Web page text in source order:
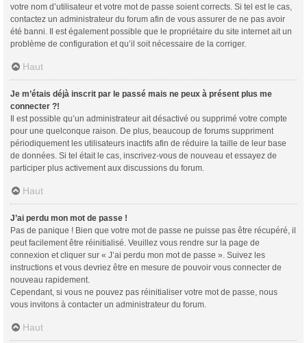
votre nom d’utilisateur et votre mot de passe soient corrects. Si tel est le cas,
contactez un administrateur du forum afin de vous assurer de ne pas avoir
été banni. Il est également possible que le propriétaire du site internet ait un
problème de configuration et qu’il soit nécessaire de la corriger.
Haut
Je m’étais déjà inscrit par le passé mais ne peux à présent plus me
connecter ?!
Il est possible qu’un administrateur ait désactivé ou supprimé votre compte
pour une quelconque raison. De plus, beaucoup de forums suppriment
périodiquement les utilisateurs inactifs afin de réduire la taille de leur base
de données. Si tel était le cas, inscrivez-vous de nouveau et essayez de
participer plus activement aux discussions du forum.
Haut
J’ai perdu mon mot de passe !
Pas de panique ! Bien que votre mot de passe ne puisse pas être récupéré, il
peut facilement être réinitialisé. Veuillez vous rendre sur la page de
connexion et cliquer sur « J’ai perdu mon mot de passe ». Suivez les
instructions et vous devriez être en mesure de pouvoir vous connecter de
nouveau rapidement.
Cependant, si vous ne pouvez pas réinitialiser votre mot de passe, nous
vous invitons à contacter un administrateur du forum.
Haut